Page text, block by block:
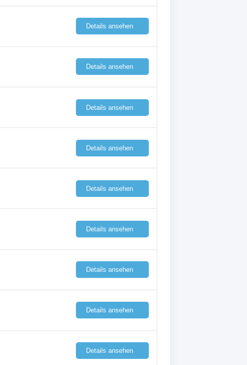
Details ansehen
Details ansehen
Details ansehen
Details ansehen
Details ansehen
Details ansehen
Details ansehen
Details ansehen
Details ansehen